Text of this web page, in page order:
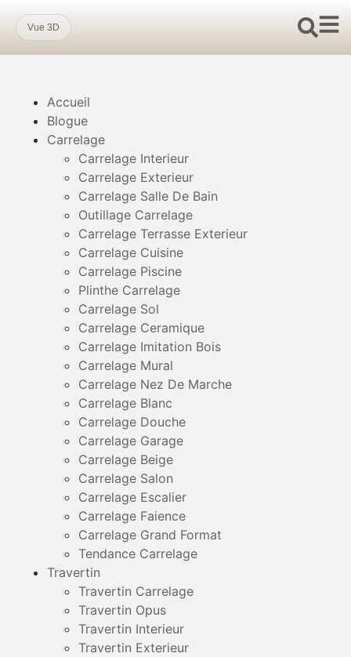
Vue 3D
Accueil
Blogue
Carrelage
Carrelage Interieur
Carrelage Exterieur
Carrelage Salle De Bain
Outillage Carrelage
Carrelage Terrasse Exterieur
Carrelage Cuisine
Carrelage Piscine
Plinthe Carrelage
Carrelage Sol
Carrelage Ceramique
Carrelage Imitation Bois
Carrelage Mural
Carrelage Nez De Marche
Carrelage Blanc
Carrelage Douche
Carrelage Garage
Carrelage Beige
Carrelage Salon
Carrelage Escalier
Carrelage Faience
Carrelage Grand Format
Tendance Carrelage
Travertin
Travertin Carrelage
Travertin Opus
Travertin Interieur
Travertin Exterieur